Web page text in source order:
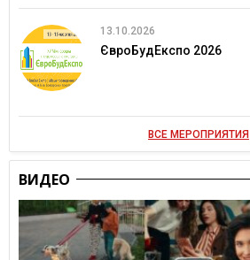
13.10.2026
ЄвроБудЕкспо 2026
ВСЕ МЕРОПРИЯТИЯ
ВИДЕО